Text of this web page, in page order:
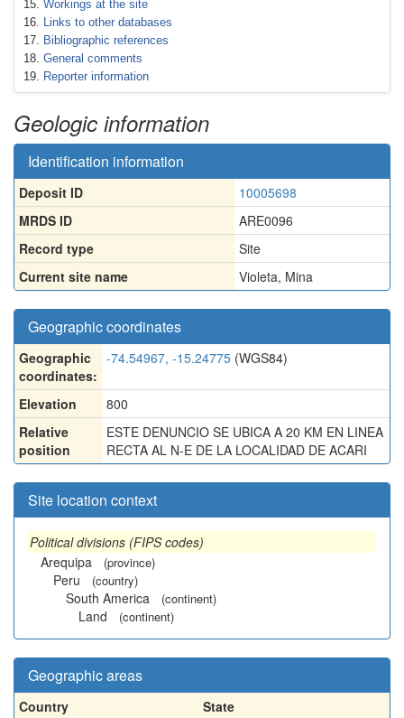
Workings at the site
Links to other databases
Bibliographic references
General comments
Reporter information
Geologic information
Identification information
Deposit ID
10005698
MRDS ID
ARE0096
Record type
Site
Current site name
Violeta, Mina
Geographic coordinates
Geographic
coordinates:
-74.54967, -15.24775 (WGS84)
Elevation
800
Relative
position
ESTE DENUNCIO SE UBICA A 20 KM EN LINEA
RECTA AL N-E DE LA LOCALIDAD DE ACARI
Site location context
Political divisions (FIPS codes)
Arequipa
(province)
Peru (country)
South America (continent)
Land (continent)
Geographic areas
Country
State